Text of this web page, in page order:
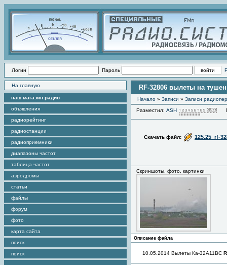
Логин Пароль
На главную
наш магазин радио
объявления
радиорейтинг
радиостанции
радиоприемники
диапазоны частот
таблица частот
аэродромы
статьи
файлы
форум
фото
карта сайта
поиск
поиск
RF-32806 вылеты на
Начало » Записи » Записи
Разместил: ASH
Скачать файл: 125.25_rf-
Скриншоты, фото, картинки
Описание файла
10.05.2014 Вылеты Ка-32А11ВС